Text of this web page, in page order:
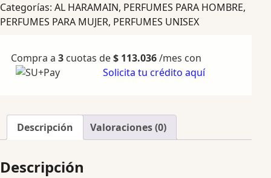
Categorías: AL HARAMAIN, PERFUMES PARA HOMBRE,
PERFUMES PARA MUJER, PERFUMES UNISEX
Compra a 3 cuotas de$ 113.036/mes con
Solicita tu crédito aquí
Descripción Valoraciones (0)
Descripción